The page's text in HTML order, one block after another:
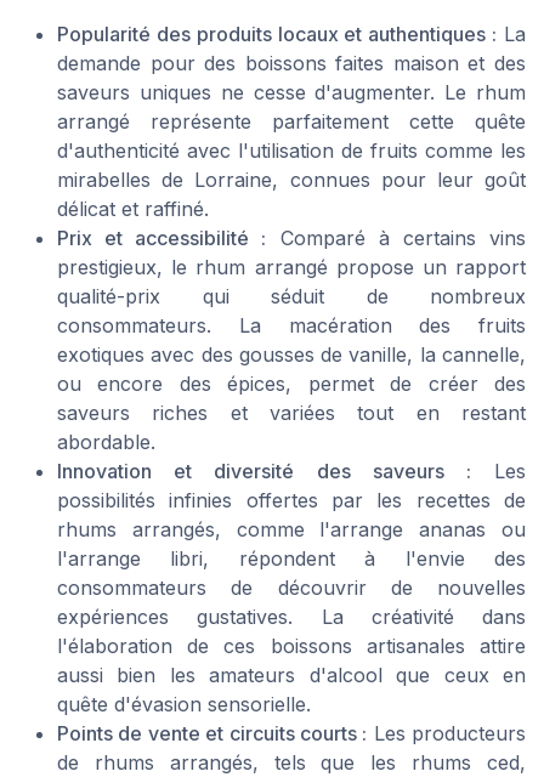
Popularité des produits locaux et authentiques : La
demande pour des boissons faites maison et des
saveurs uniques ne cesse d'augmenter. Le rhum
arrangé représente parfaitement cette quête
d'authenticité avec l'utilisation de fruits comme les
mirabelles de Lorraine, connues pour leur goût
délicat et raffiné.
Prix et accessibilité : Comparé à certains vins
prestigieux, le rhum arrangé propose un rapport
qualité-prix qui séduit de nombreux
consommateurs. La macération des fruits
exotiques avec des gousses de vanille, la cannelle,
ou encore des épices, permet de créer des
saveurs riches et variées tout en restant
abordable.
Innovation et diversité des saveurs : Les
possibilités infinies offertes par les recettes de
rhums arrangés, comme l'arrange ananas ou
l'arrange libri, répondent à l'envie des
consommateurs de découvrir de nouvelles
expériences gustatives. La créativité dans
l'élaboration de ces boissons artisanales attire
aussi bien les amateurs d'alcool que ceux en
quête d'évasion sensorielle.
Points de vente et circuits courts : Les producteurs
de rhums arrangés, tels que les rhums ced,